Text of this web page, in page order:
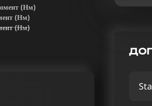
(Нм)
(Нм)
(Нм)